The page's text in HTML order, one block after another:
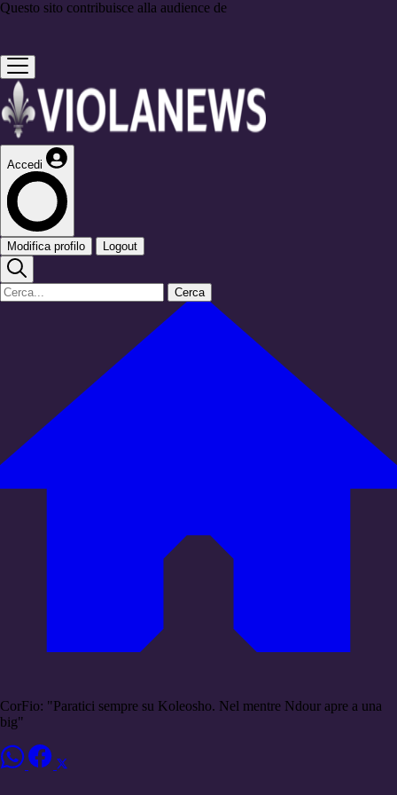
Questo sito contribuisce alla audience de
Accedi
Modifica profilo Logout
Cerca
CorFio: "Paratici sempre su Koleosho. Nel mentre Ndour apre a una
big"